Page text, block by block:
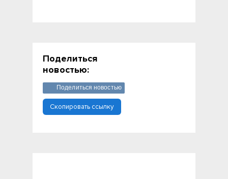
Поделиться
новостью:
Поделиться новостью
Скопировать ссылку